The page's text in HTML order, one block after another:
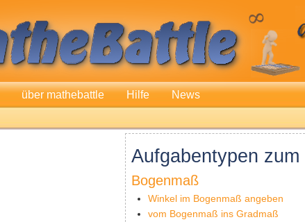
über mathebattle Hilfe News
Aufgabentypen zum
Bogenmaß
Winkel im Bogenmaß angeben
vom Bogenmaß ins Gradmaß